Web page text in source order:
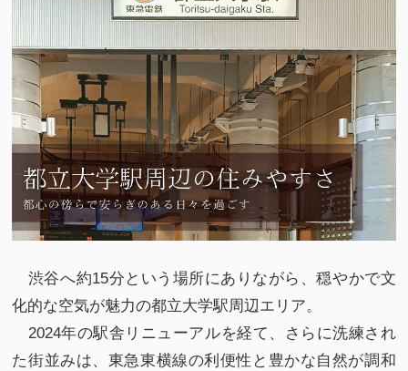
渋谷へ約15分という場所にありながら、穏やかで文
化的な空気が魅力の都立大学駅周辺エリア。
2024年の駅舎リニューアルを経て、さらに洗練され
た街並みは、東急東横線の利便性と豊かな自然が調和